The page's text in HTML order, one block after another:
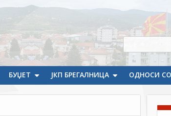
БУЏЕТ ЈКП БРЕГАЛНИЦА ОДНОСИ